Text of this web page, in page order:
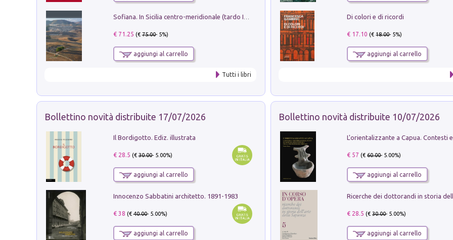
€ 71.25 (€75.00- 5%)
aggiungi al carrello
Tutti i libri
Di colori e di ricordi
€ 17.10 (€18.00- 5%)
aggiungi al carrello
Bollettino novità distribuite 17/07/2026
Il Bordigotto. Ediz. illustrata
€ 28.5 (€30.00- 5.00%)
aggiungi al carrello
Innocenzo Sabbatini architetto. 1891-1983
€ 38 (€40.00- 5.00%)
aggiungi al carrello
Bollettino novità distribuite 10/07/2026
€ 57 (€60.00- 5.00%)
aggiungi al carrello
€ 28.5 (€30.00- 5.00%)
aggiungi al carrello